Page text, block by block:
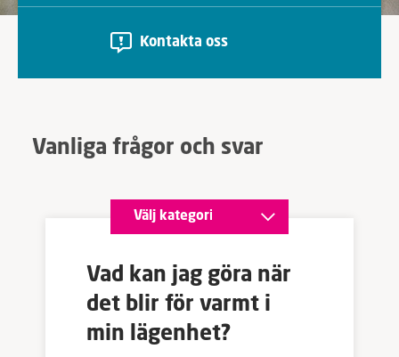
Kontakta oss
Vanliga frågor och svar
Vad kan jag göra när
det blir för varmt i
min lägenhet?